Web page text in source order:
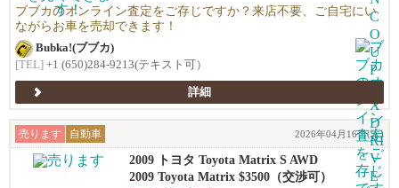
ブブカのオンライン査定をご存じですか？来店不要、ご自宅にい
ながらお車を売却できます！
Bubka!(ブブカ)
[TEL] +1 (650)284-9213(テキスト可）
詳細
売ります 自動車 2026年04月16日(木)
2009 トヨタ Toyota Matrix S AWD
2009 Toyota Matrix $3500（交渉可）